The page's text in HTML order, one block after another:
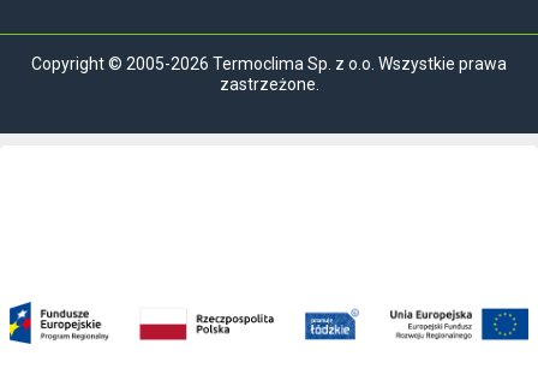
Copyright © 2005-2026 Termoclima Sp. z o.o. Wszystkie prawa
zastrzeżone.